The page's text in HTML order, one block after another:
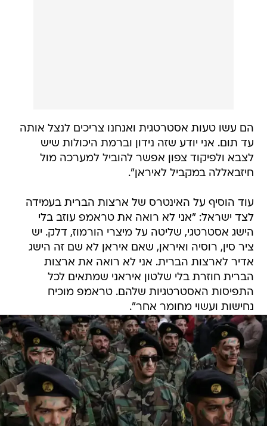
הם עשו טעות אסטרטגית ואנחנו צריכים לנצל אותה
עד תום. אני יודע שזה נידון וברמת היכולות שיש
לצבא ולפיקוד צפון אפשר להוביל למערכה מול
חיזבאללה במקביל לאיראן".
עוד הוסיף על האינטרס של ארצות הברית בעמידה
לצד ישראל: "אני לא רואה את טראמפ עוזב בלי
הישג אסטרטגי, שליטה על מיצרי הורמוז, דלק. יש
ציר סין, רוסיה ואיראן, שאם איראן לא שם זה הישג
אדיר לארצות הברית. אני לא רואה את ארצות
הברית חוזרת בלי שלטון איראני שמתאים לכל
התפיסות האסטרטגיות שלהם. טראמפ מוכיח
נחישות ועשוי מחומר אחר".